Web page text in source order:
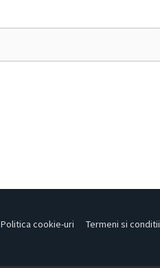
Politica cookie-uri Termeni si conditii